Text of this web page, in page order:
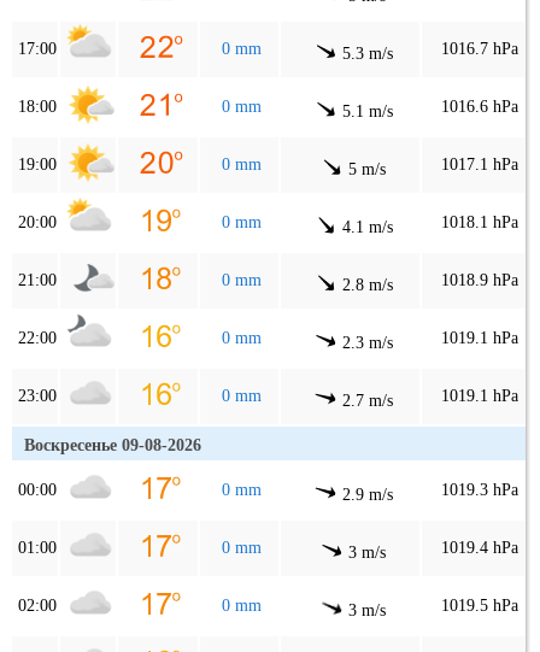
17:00 0 mm 5.3 m/s 1016.7 hPa
18:00 0 mm 5.1 m/s 1016.6 hPa
19:00 0 mm 5 m/s 1017.1 hPa
20:00 0 mm 4.1 m/s 1018.1 hPa
21:00 0 mm 2.8 m/s 1018.9 hPa
22:00 0 mm 2.3 m/s 1019.1 hPa
23:00 0 mm 2.7 m/s 1019.1 hPa
Воскресенье 09-08-2026
00:00 0 mm 2.9 m/s 1019.3 hPa
01:00 0 mm 3 m/s 1019.4 hPa
02:00 0 mm 3 m/s 1019.5 hPa